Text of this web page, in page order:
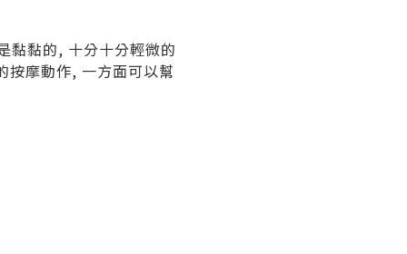
黏的, 十分十分輕微的
按摩動作, 一方面可以幫